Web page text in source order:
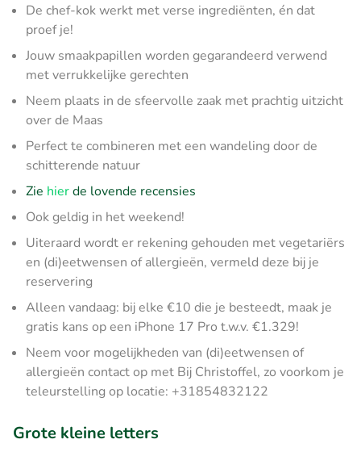
De chef-kok werkt met verse ingrediënten, én dat
proef je!
Jouw smaakpapillen worden gegarandeerd verwend
met verrukkelijke gerechten
Neem plaats in de sfeervolle zaak met prachtig uitzicht
over de Maas
Perfect te combineren met een wandeling door de
schitterende natuur
Zie hierde lovende recensies
Ook geldig in het weekend!
Uiteraard wordt er rekening gehouden met vegetariërs
en (di)eetwensen of allergieën, vermeld deze bij je
reservering
Alleen vandaag: bij elke €10 die je besteedt, maak je
gratis kans op een iPhone 17 Pro t.w.v. €1.329!
Neem voor mogelijkheden van (di)eetwensen of
allergieën contact op met Bij Christoffel, zo voorkom je
teleurstelling op locatie: +31854832122
Grote kleine letters